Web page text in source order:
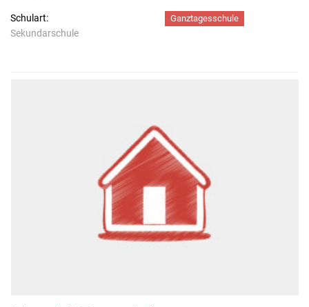
Schulart:
Sekundarschule
Ganztagesschule